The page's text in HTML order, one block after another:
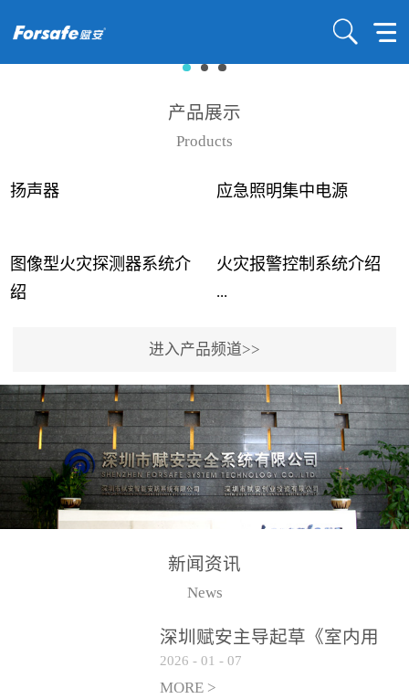
产品展示
Products
扬声器 应急照明集中电源
图像型火灾探测器系统介
绍
...
事故频发，传统的火灾探
测方法已无法满足要求。
尤其是目前众多的大型影
剧院、会议展览中心、体
育馆、大型仓库和隧道空
间等，其建筑结构特殊、
火灾隐患多。一旦发生火
传统的火灾关测器无法被
及时缺发，不能及早发现
火灾报警控制系统介绍
...
用了具有仲裁机制和冗余
校验的总线传输技术、线
路状态检测与保护技术、
后向光电感烟探测技术、
高可靠的系统抗干扰技术
等多项专利技术和专有技
警领域三十多年技术积累
和工程实践的结晶。
进入产品频道>>
新闻资讯
News
深圳赋安主导起草《室内用
光动能电池技术规程》 正式
布局光伏新能源产业
2026 - 01 - 07
MORE >